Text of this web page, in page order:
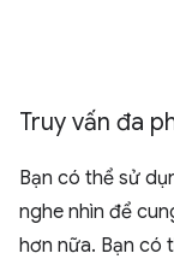
Truy vấn đa
Bạn có thể sử
nghe nhìn để
hơn nữa. Bạn có